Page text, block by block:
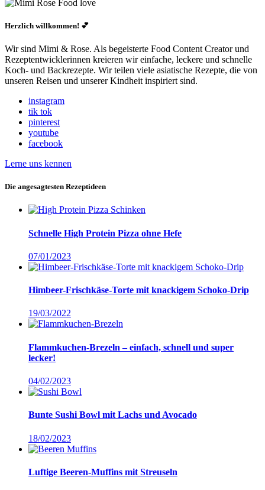
Herzlich willkommen! 💕
Wir sind Mimi & Rose. Als begeisterte Food Content Creator und
Rezeptentwicklerinnen kreieren wir einfache, leckere und schnelle
Koch- und Backrezepte. Wir teilen viele asiatische Rezepte, die von
unseren Reisen und unserer Kindheit inspiriert sind.
instagram
tik tok
pinterest
youtube
facebook
Lerne uns kennen
Die angesagtesten Rezeptideen
Schnelle High Protein Pizza ohne Hefe
07/01/2023
Himbeer-Frischkäse-Torte mit knackigem Schoko-Drip
19/03/2022
Flammkuchen-Brezeln – einfach, schnell und super
lecker!
04/02/2023
Bunte Sushi Bowl mit Lachs und Avocado
18/02/2023
Luftige Beeren-Muffins mit Streuseln